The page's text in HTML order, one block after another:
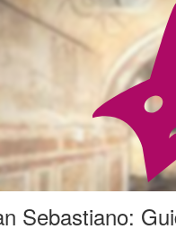
Sebastiano: